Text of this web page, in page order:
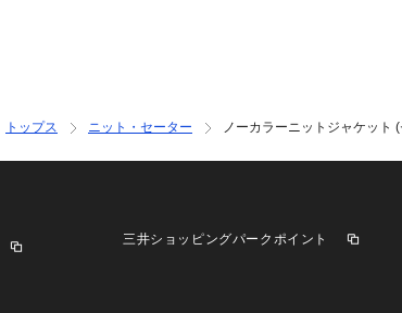
トップス ニット・セーター ノーカラーニットジャケット
三井ショッピングパークポイント